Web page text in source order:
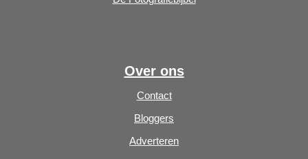
Over ons
Contact
Bloggers
Adverteren